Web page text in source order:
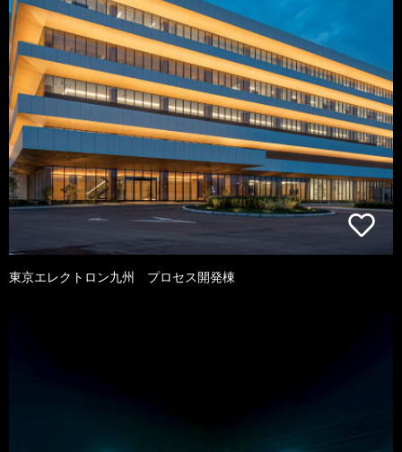
東京エレクトロン九州 プロセス開発棟